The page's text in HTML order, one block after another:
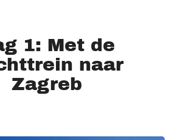
1: Met de
naar
Zagreb